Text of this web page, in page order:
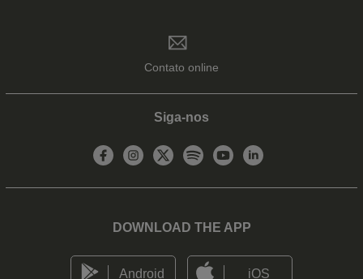
Contato online
Siga-nos
DOWNLOAD THE APP
Android iOS